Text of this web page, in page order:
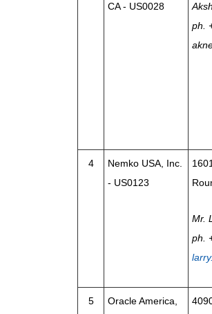
CA - US0028
ph.
4
Nemko USA, Inc.
- US0123
Mr.
ph.
5
Oracle America,